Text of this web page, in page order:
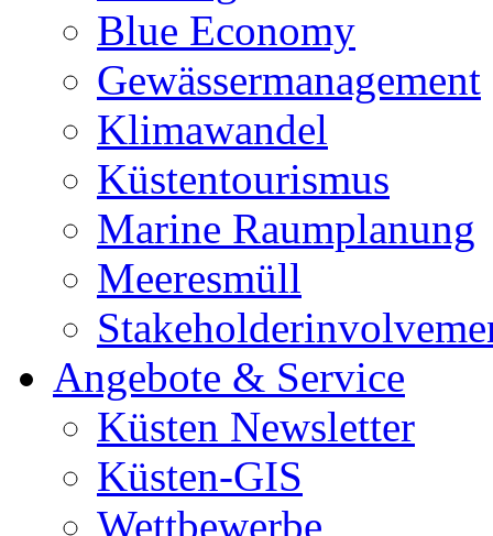
Blue Economy
Gewässermanagement
Klimawandel
Küstentourismus
Marine Raumplanung
Meeresmüll
Angebote & Service
Küsten Newsletter
Küsten-GIS
Wettbewerbe